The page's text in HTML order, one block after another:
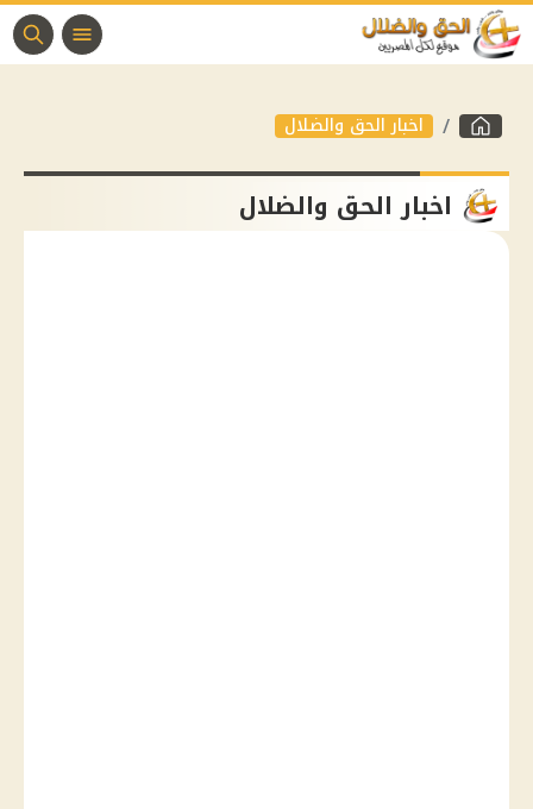
اخبار الحق والضلال
اخبار الحق والضلال